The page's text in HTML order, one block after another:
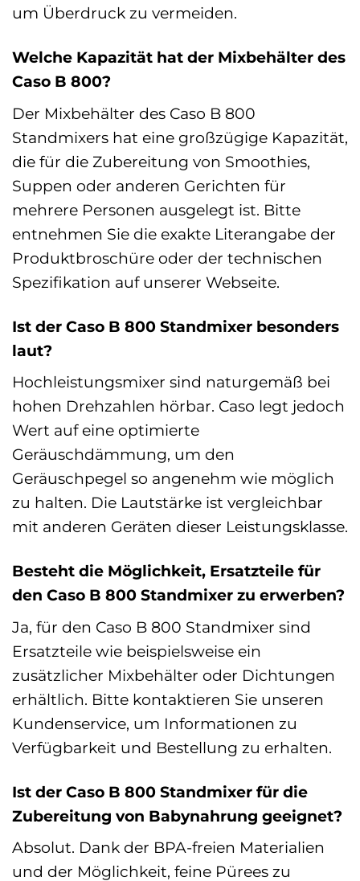
um Überdruck zu vermeiden.
Welche Kapazität hat der Mixbehälter des
Caso B 800?
Der Mixbehälter des Caso B 800
Standmixers hat eine großzügige Kapazität,
die für die Zubereitung von Smoothies,
Suppen oder anderen Gerichten für
mehrere Personen ausgelegt ist. Bitte
entnehmen Sie die exakte Literangabe der
Produktbroschüre oder der technischen
Spezifikation auf unserer Webseite.
Ist der Caso B 800 Standmixer besonders
laut?
Hochleistungsmixer sind naturgemäß bei
hohen Drehzahlen hörbar. Caso legt jedoch
Wert auf eine optimierte
Geräuschdämmung, um den
Geräuschpegel so angenehm wie möglich
zu halten. Die Lautstärke ist vergleichbar
mit anderen Geräten dieser Leistungsklasse.
Besteht die Möglichkeit, Ersatzteile für
den Caso B 800 Standmixer zu erwerben?
Ja, für den Caso B 800 Standmixer sind
Ersatzteile wie beispielsweise ein
zusätzlicher Mixbehälter oder Dichtungen
erhältlich. Bitte kontaktieren Sie unseren
Kundenservice, um Informationen zu
Verfügbarkeit und Bestellung zu erhalten.
Ist der Caso B 800 Standmixer für die
Zubereitung von Babynahrung geeignet?
Absolut. Dank der BPA-freien Materialien
und der Möglichkeit, feine Pürees zu